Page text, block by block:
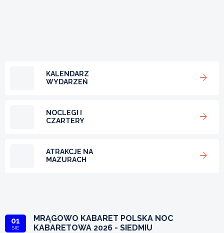
KALENDARZ
WYDARZEŃ
NOCLEGI I
CZARTERY
ATRAKCJE NA
MAZURACH
01
SIE
MRĄGOWO KABARET POLSKA NOC
KABARETOWA 2026 - SIEDMIU